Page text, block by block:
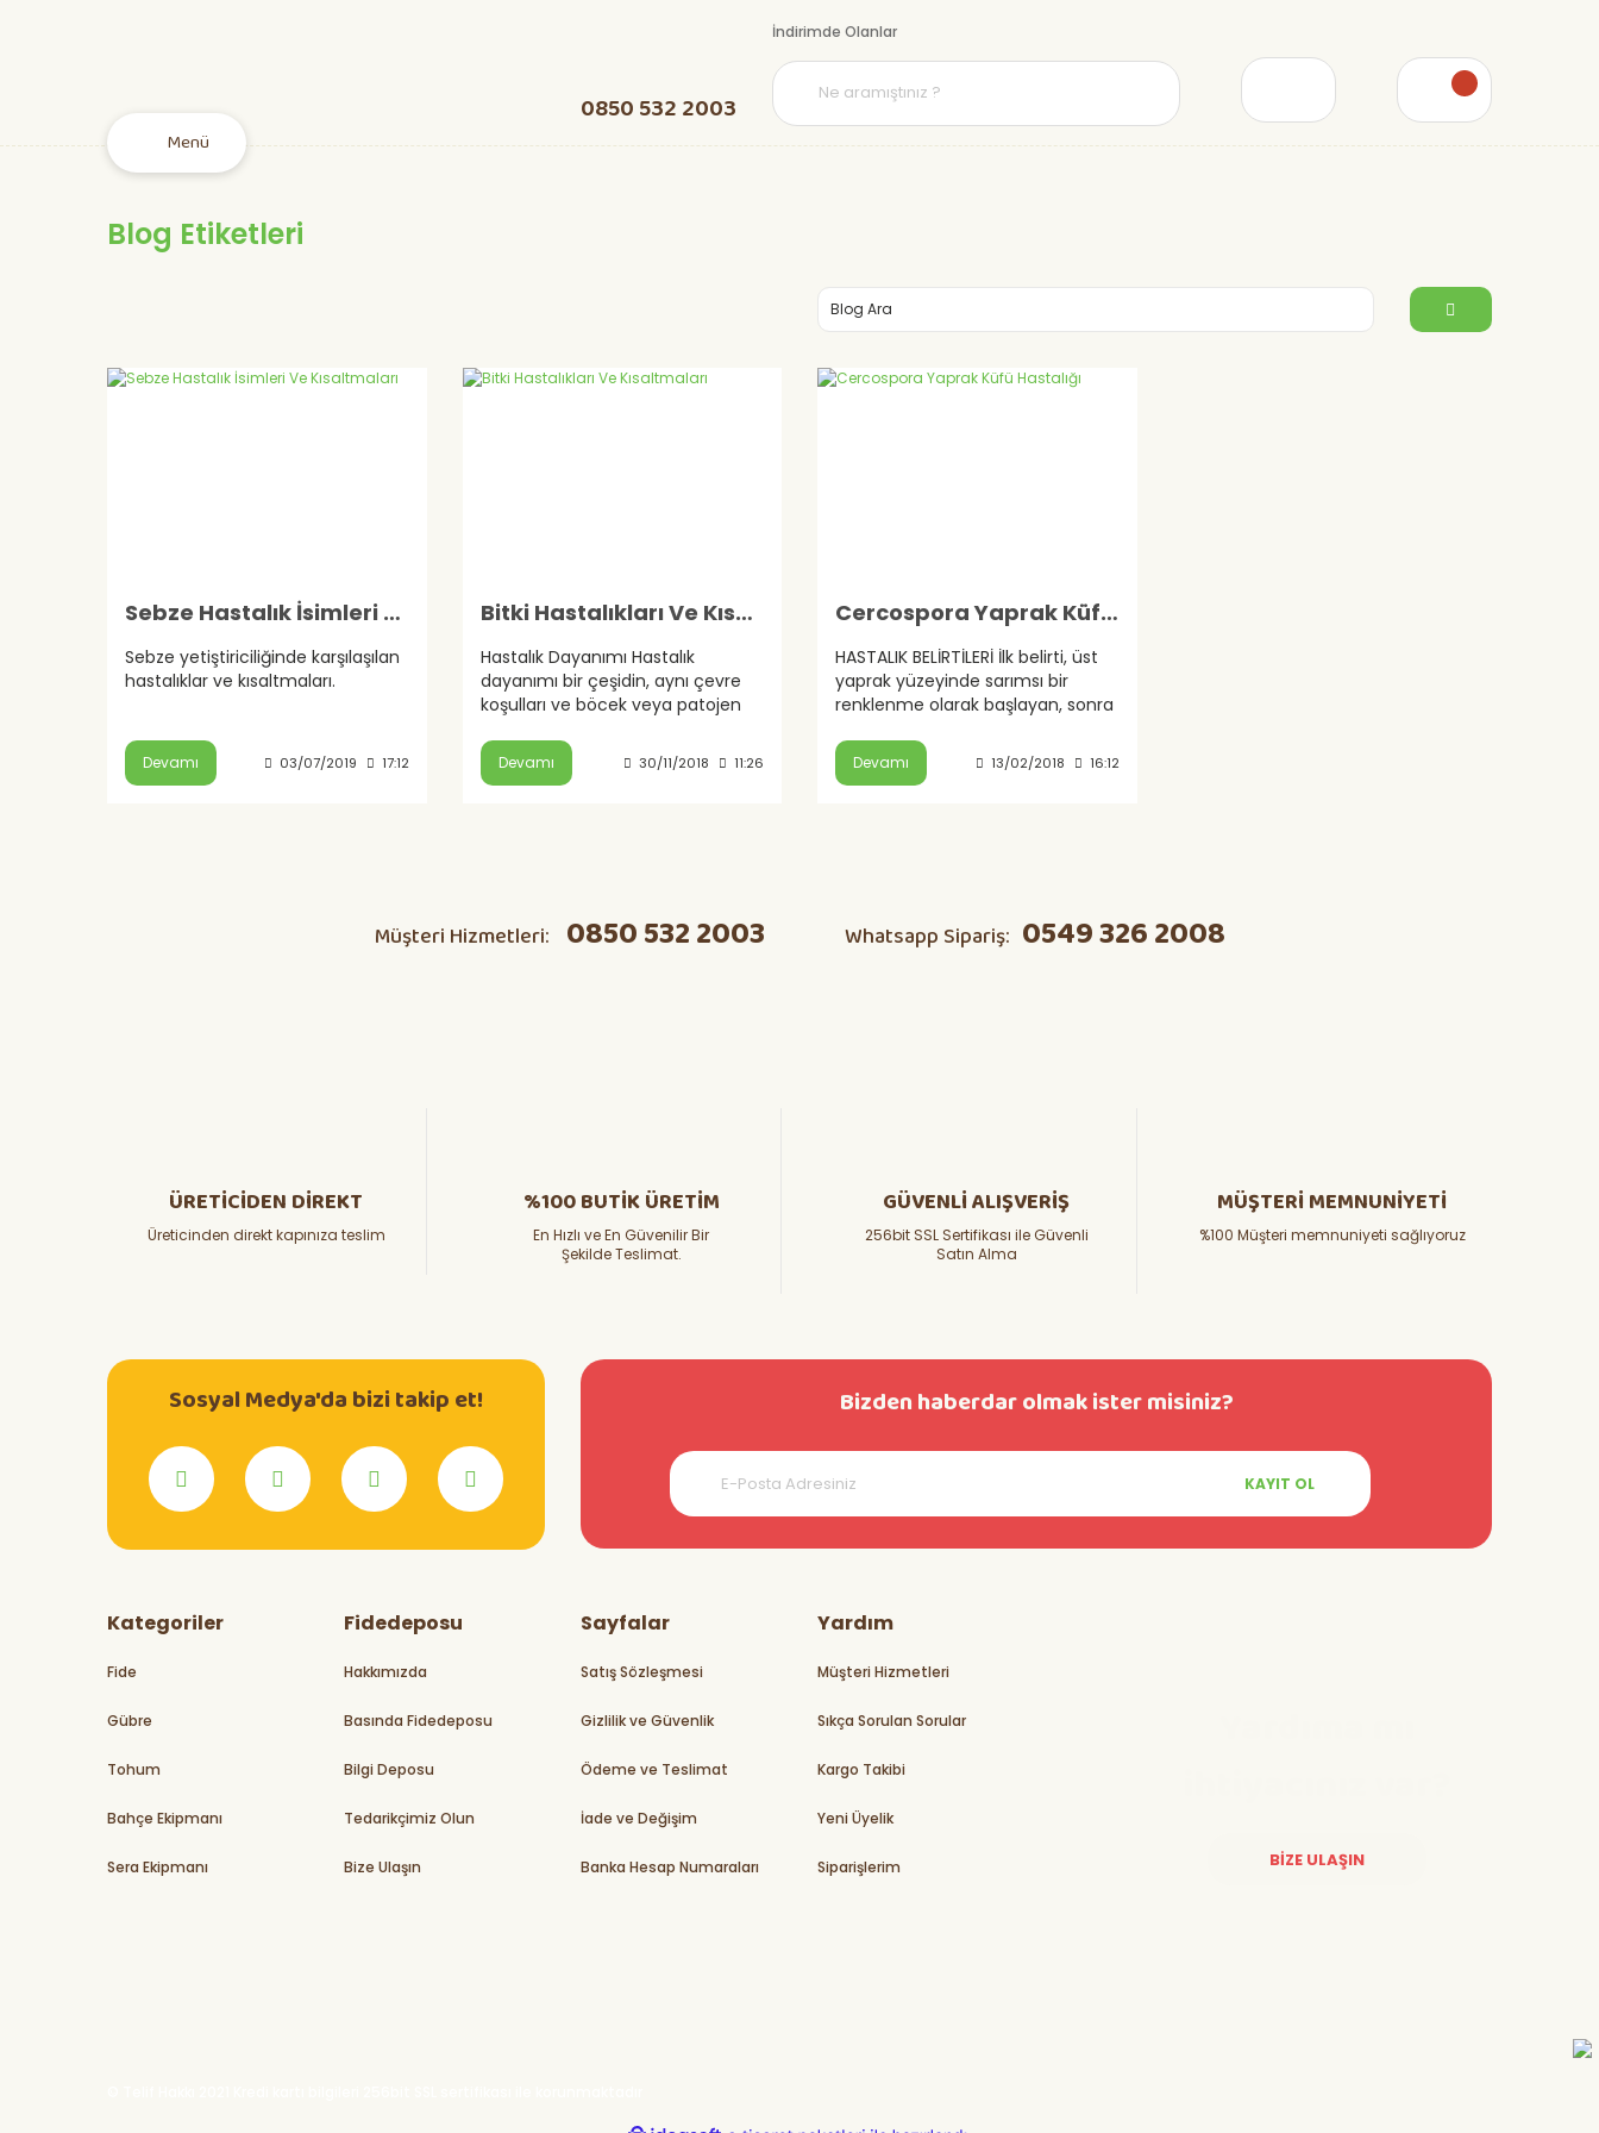
Menü
0850 532 2003
İndirimde Olanlar
Blog Etiketleri
Sebze Hastalık İsimleri Ve Kısaltmaları
Sebze yetiştiriciliğinde karşılaşılan
hastalıklar ve kısaltmaları.
Devamı 03/07/2019 17:12
Bitki Hastalıkları Ve Kısaltmaları
Hastalık Dayanımı Hastalık
dayanımı bir çeşidin, aynı çevre
koşulları ve böcek veya patojen
çeşitlerine kıyasla belirli bir...
Devamı 30/11/2018 11:26
Cercospora Yaprak Küfü Hastalığı
HASTALIK BELİRTİLERİ İlk belirti, üst
yaprak yüzeyinde sarımsı bir
renklenme olarak başlayan, sonra
kahverengimsi bir renk alan bir
Devamı 13/02/2018 16:12
Müşteri Hizmetleri: 0850 532 2003 Whatsapp Sipariş: 0549 326 2008
ÜRETİCİDEN DİREKT
Üreticinden direkt kapınıza teslim
%100 BUTİK ÜRETİM
En Hızlı ve En Güvenilir Bir
Şekilde Teslimat.
GÜVENLİ ALIŞVERİŞ
256bit SSL Sertifikası ile Güvenli
Satın Alma
MÜŞTERİ MEMNUNİYETİ
%100 Müşteri memnuniyeti sağlıyoruz
Sosyal Medya'da bizi takip et! Bizden haberdar olmak ister misiniz?
KAYIT OL
Kategoriler
Fide
Gübre
Tohum
Bahçe Ekipmanı
Sera Ekipmanı
Fidedeposu
Hakkımızda
Basında Fidedeposu
Bilgi Deposu
Tedarikçimiz Olun
Bize Ulaşın
Sayfalar
Satış Sözleşmesi
Gizlilik ve Güvenlik
Ödeme ve Teslimat
İade ve Değişim
Banka Hesap Numaraları
Yardım
Müşteri Hizmetleri
Sıkça Sorulan Sorular
Kargo Takibi
Yeni Üyelik
Siparişlerim BİZE ULAŞIN